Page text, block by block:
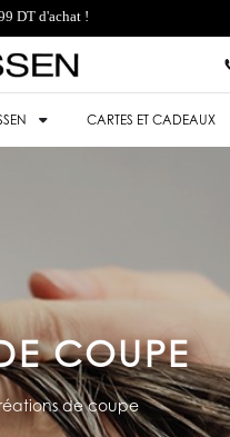
DT d'achat !
CARTES ET CADEAUX
COUPE
de coupe